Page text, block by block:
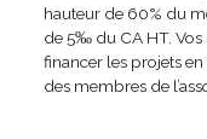
hauteur de 60% du
de 5‰ du CA HT.
financer les projets en
des membres de